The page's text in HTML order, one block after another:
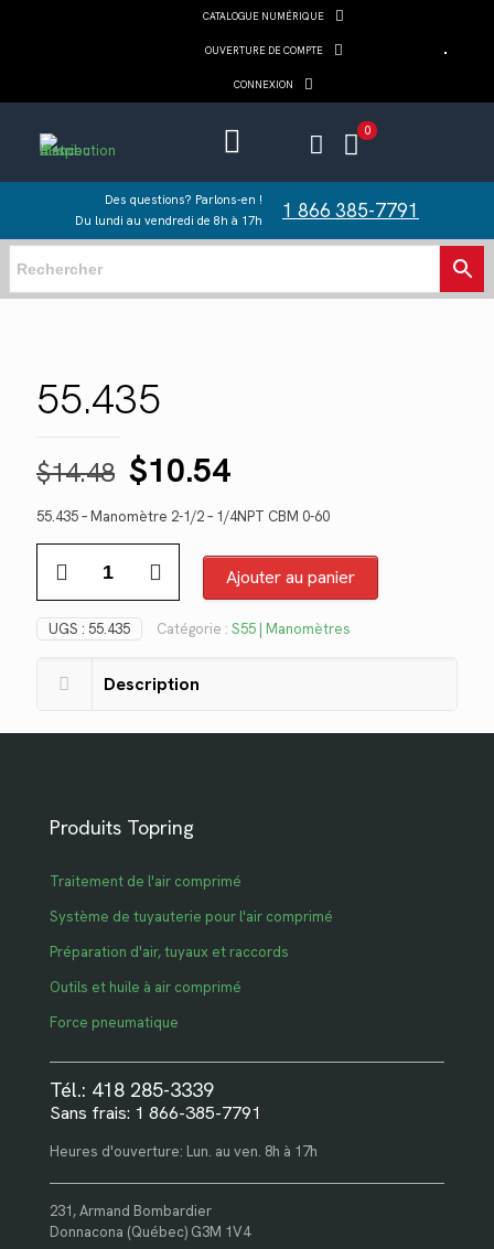
CATALOGUE NUMÉRIQUE
OUVERTURE DE COMPTE
CONNEXION
0
Des questions? Parlons-en !
Du lundi au vendredi de 8h à 17h
1 866 385-7791
55.435
$14.48 Le
prix
initial
était :
$14.48.
$10.54Le
prix
actuel
est :
$10.54.
55.435 – Manomètre 2-1/2 – 1/4NPT CBM 0-60
Ajouter au panier
UGS : 55.435 Catégorie : S55 | Manomètres
Description
Produits Topring
Traitement de l'air comprimé
Système de tuyauterie pour l'air comprimé
Préparation d'air, tuyaux et raccords
Outils et huile à air comprimé
Force pneumatique
Tél.: 418 285-3339
Sans frais: 1 866-385-7791
Heures d'ouverture: Lun. au ven. 8h à 17h
231, Armand Bombardier
Donnacona (Québec) G3M 1V4